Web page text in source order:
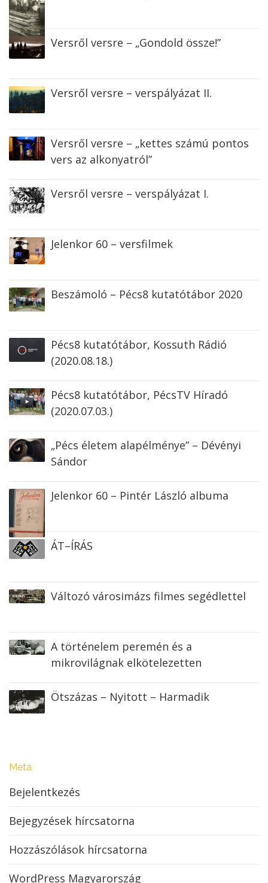
Versről versre – „Gondold össze!”
Versről versre – verspályázat II.
Versről versre – „kettes számú pontos
vers az alkonyatról”
Versről versre – verspályázat I.
Jelenkor 60 – versfilmek
Beszámoló – Pécs8 kutatótábor 2020
Pécs8 kutatótábor, Kossuth Rádió
(2020.08.18.)
Pécs8 kutatótábor, PécsTV Híradó
(2020.07.03.)
„Pécs életem alapélménye” – Dévényi
Sándor
Jelenkor 60 – Pintér László albuma
ÁT–ÍRÁS
Változó városimázs filmes segédlettel
A történelem peremén és a
mikrovilágnak elkötelezetten
Ötszázas – Nyitott – Harmadik
Meta
Bejelentkezés
Bejegyzések hírcsatorna
Hozzászólások hírcsatorna
WordPress Magyarország